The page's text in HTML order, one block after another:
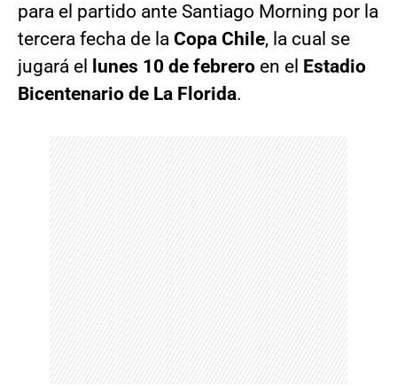
para el partido ante Santiago Morning por la
tercera fecha de la Copa Chile, la cual se
jugará el
lunes 10 de febrero en el Estadio
Bicentenario de La Florida.